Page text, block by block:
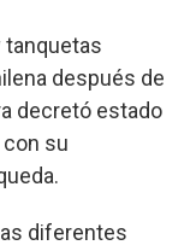
tanquetas
después de
decretó estado
su
diferentes